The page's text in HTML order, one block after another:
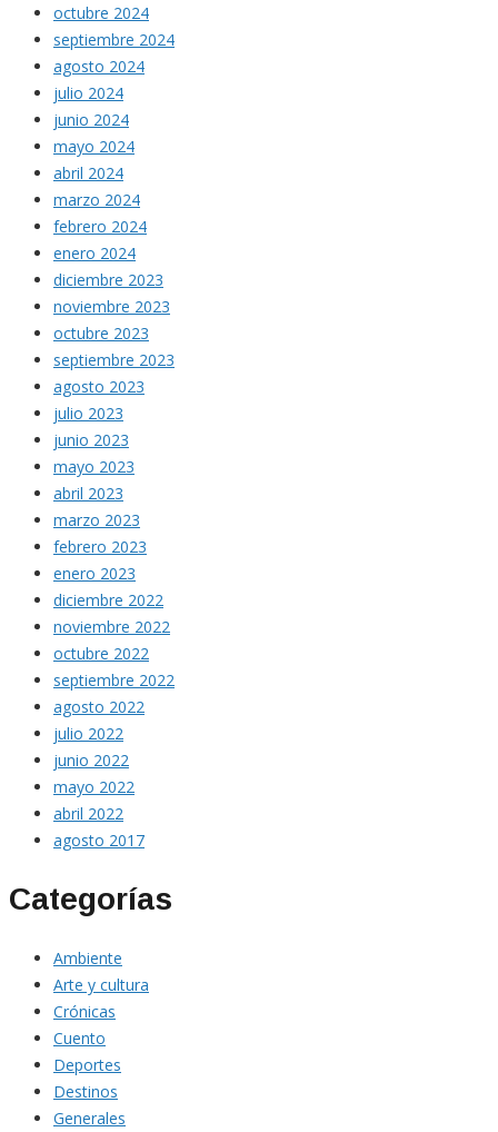
octubre 2024
septiembre 2024
agosto 2024
julio 2024
junio 2024
mayo 2024
abril 2024
marzo 2024
febrero 2024
enero 2024
diciembre 2023
noviembre 2023
octubre 2023
septiembre 2023
agosto 2023
julio 2023
junio 2023
mayo 2023
abril 2023
marzo 2023
febrero 2023
enero 2023
diciembre 2022
noviembre 2022
octubre 2022
septiembre 2022
agosto 2022
julio 2022
junio 2022
mayo 2022
abril 2022
agosto 2017
Categorías
Ambiente
Arte y cultura
Crónicas
Cuento
Deportes
Destinos
Generales